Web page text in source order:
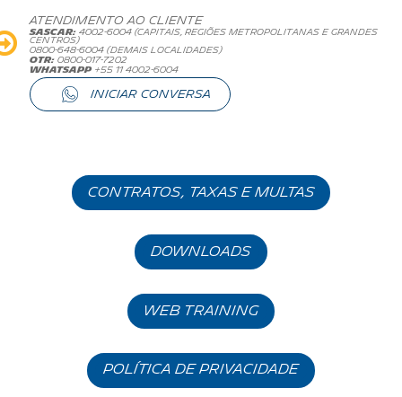
ATENDIMENTO AO CLIENTE
SASCAR: 4002-6004 (CAPITAIS, REGIÕES METROPOLITANAS E GRANDES
CENTROS)
0800-648-6004 (DEMAIS LOCALIDADES)
OTR: 0800-017-7202
whatsapp +55 11 4002-6004
INICIAR CONVERSA
contratos, taxas e multas
DOWNLOADS
WEB TRAINING
política de privacidade